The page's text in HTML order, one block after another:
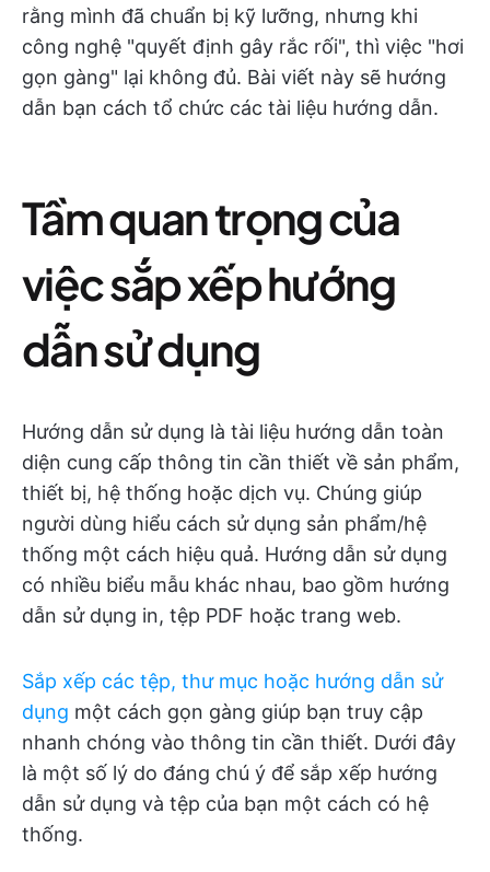
rằng mình đã chuẩn bị kỹ lưỡng, nhưng khi
công nghệ "quyết định gây rắc rối", thì việc "hơi
gọn gàng" lại không đủ. Bài viết này sẽ hướng
dẫn bạn cách tổ chức các tài liệu hướng dẫn.
Tầm quan trọng của
việc sắp xếp hướng
dẫn sử dụng
Hướng dẫn sử dụng là tài liệu hướng dẫn toàn
diện cung cấp thông tin cần thiết về sản phẩm,
thiết bị, hệ thống hoặc dịch vụ. Chúng giúp
người dùng hiểu cách sử dụng sản phẩm/hệ
thống một cách hiệu quả. Hướng dẫn sử dụng
có nhiều biểu mẫu khác nhau, bao gồm hướng
dẫn sử dụng in, tệp PDF hoặc trang web.
Sắp xếp các tệp, thư mục hoặc hướng dẫn sử
dụng một cách gọn gàng giúp bạn truy cập
nhanh chóng vào thông tin cần thiết. Dưới đây
là một số lý do đáng chú ý để sắp xếp hướng
dẫn sử dụng và tệp của bạn một cách có hệ
thống.